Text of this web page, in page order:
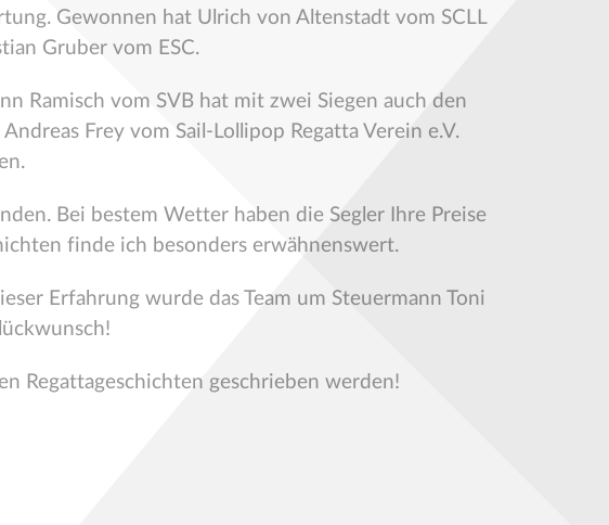
Gewonnen hat Ulrich von Altenstadt vom SCLL
Gruber vom ESC.
Ramisch vom SVB hat mit zwei Siegen auch den
Frey vom Sail-Lollipop Regatta Verein e.V.
Bei bestem Wetter haben die Segler Ihre Preise
finde ich besonders erwähnenswert.
Erfahrung wurde das Team um Steuermann Toni
Regattageschichten geschrieben werden!